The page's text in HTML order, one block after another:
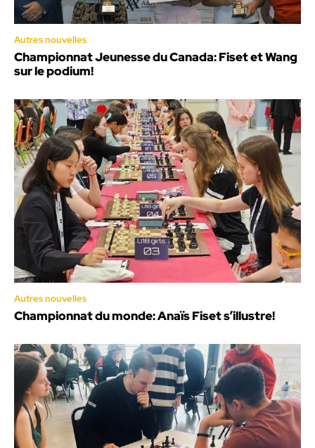
Autres nouvelles
Championnat Jeunesse du Canada: Fiset et Wang
sur le podium!
Autres nouvelles
Championnat du monde: Anaïs Fiset s’illustre!